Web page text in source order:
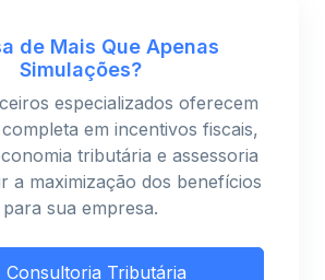
de Mais Que Apenas
Simulações?
especializados oferecem
em incentivos fiscais,
tributária e assessoria
a maximização dos benefícios
para sua empresa.
Consultoria Tributária